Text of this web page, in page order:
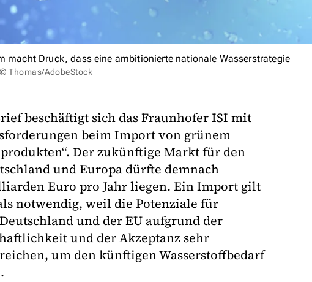
macht Druck, dass eine ambitionierte nationale Wasserstrategie
Thomas/AdobeStock
beschäftigt sich das Fraunhofer ISI mit
beim Import von grünem
Der zukünftige Markt für den
und Europa dürfte demnach
Euro pro Jahr liegen. Ein Import gilt
notwendig, weil die Potenziale für
und der EU aufgrund der
und der Akzeptanz sehr
um den künftigen Wasserstoffbedarf